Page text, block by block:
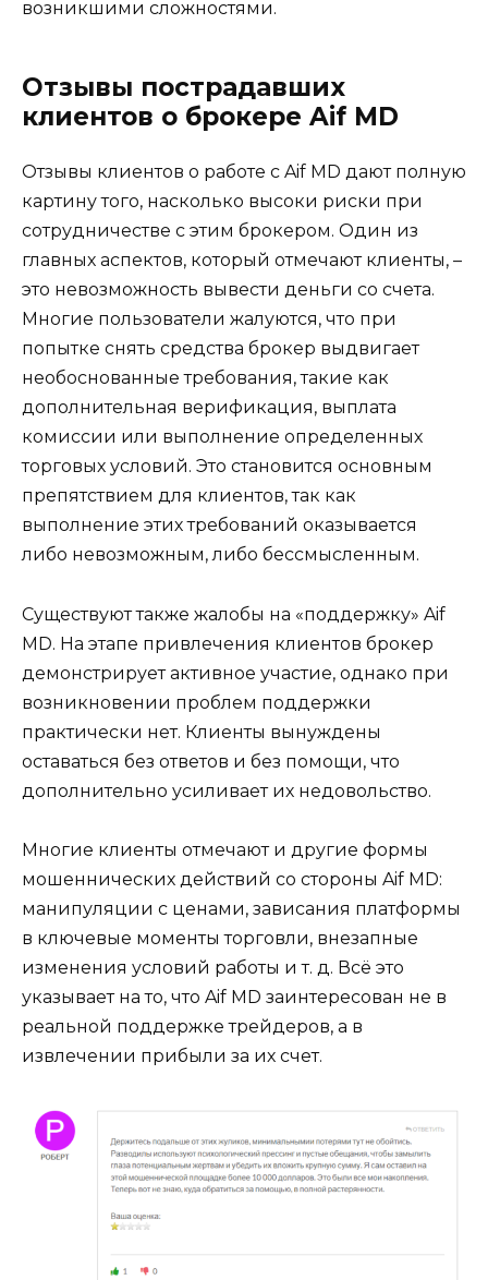
возникшими сложностями.
Отзывы пострадавших
клиентов о брокере Aif MD
Отзывы клиентов о работе с Aif MD дают полную
картину того, насколько высоки риски при
сотрудничестве с этим брокером. Один из
главных аспектов, который отмечают клиенты, –
это невозможность вывести деньги со счета.
Многие пользователи жалуются, что при
попытке снять средства брокер выдвигает
необоснованные требования, такие как
дополнительная верификация, выплата
комиссии или выполнение определенных
торговых условий. Это становится основным
препятствием для клиентов, так как
выполнение этих требований оказывается
либо невозможным, либо бессмысленным.
Существуют также жалобы на «поддержку» Aif
MD. На этапе привлечения клиентов брокер
демонстрирует активное участие, однако при
возникновении проблем поддержки
практически нет. Клиенты вынуждены
оставаться без ответов и без помощи, что
дополнительно усиливает их недовольство.
Многие клиенты отмечают и другие формы
мошеннических действий со стороны Aif MD:
манипуляции с ценами, зависания платформы
в ключевые моменты торговли, внезапные
изменения условий работы и т. д. Всё это
указывает на то, что Aif MD заинтересован не в
реальной поддержке трейдеров, а в
извлечении прибыли за их счет.